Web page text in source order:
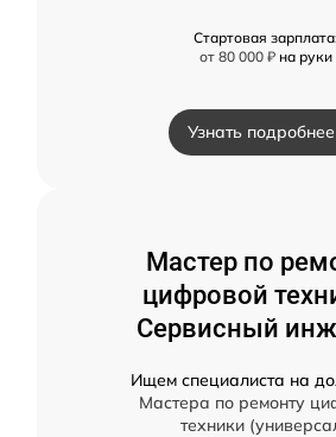
Стартовая зарплата:
от 80 000 ₽ на руки
Узнать подробнее
Мастер по
цифровой
Сервисный
Ищем специалиста на
Мастера по ремонту
техники